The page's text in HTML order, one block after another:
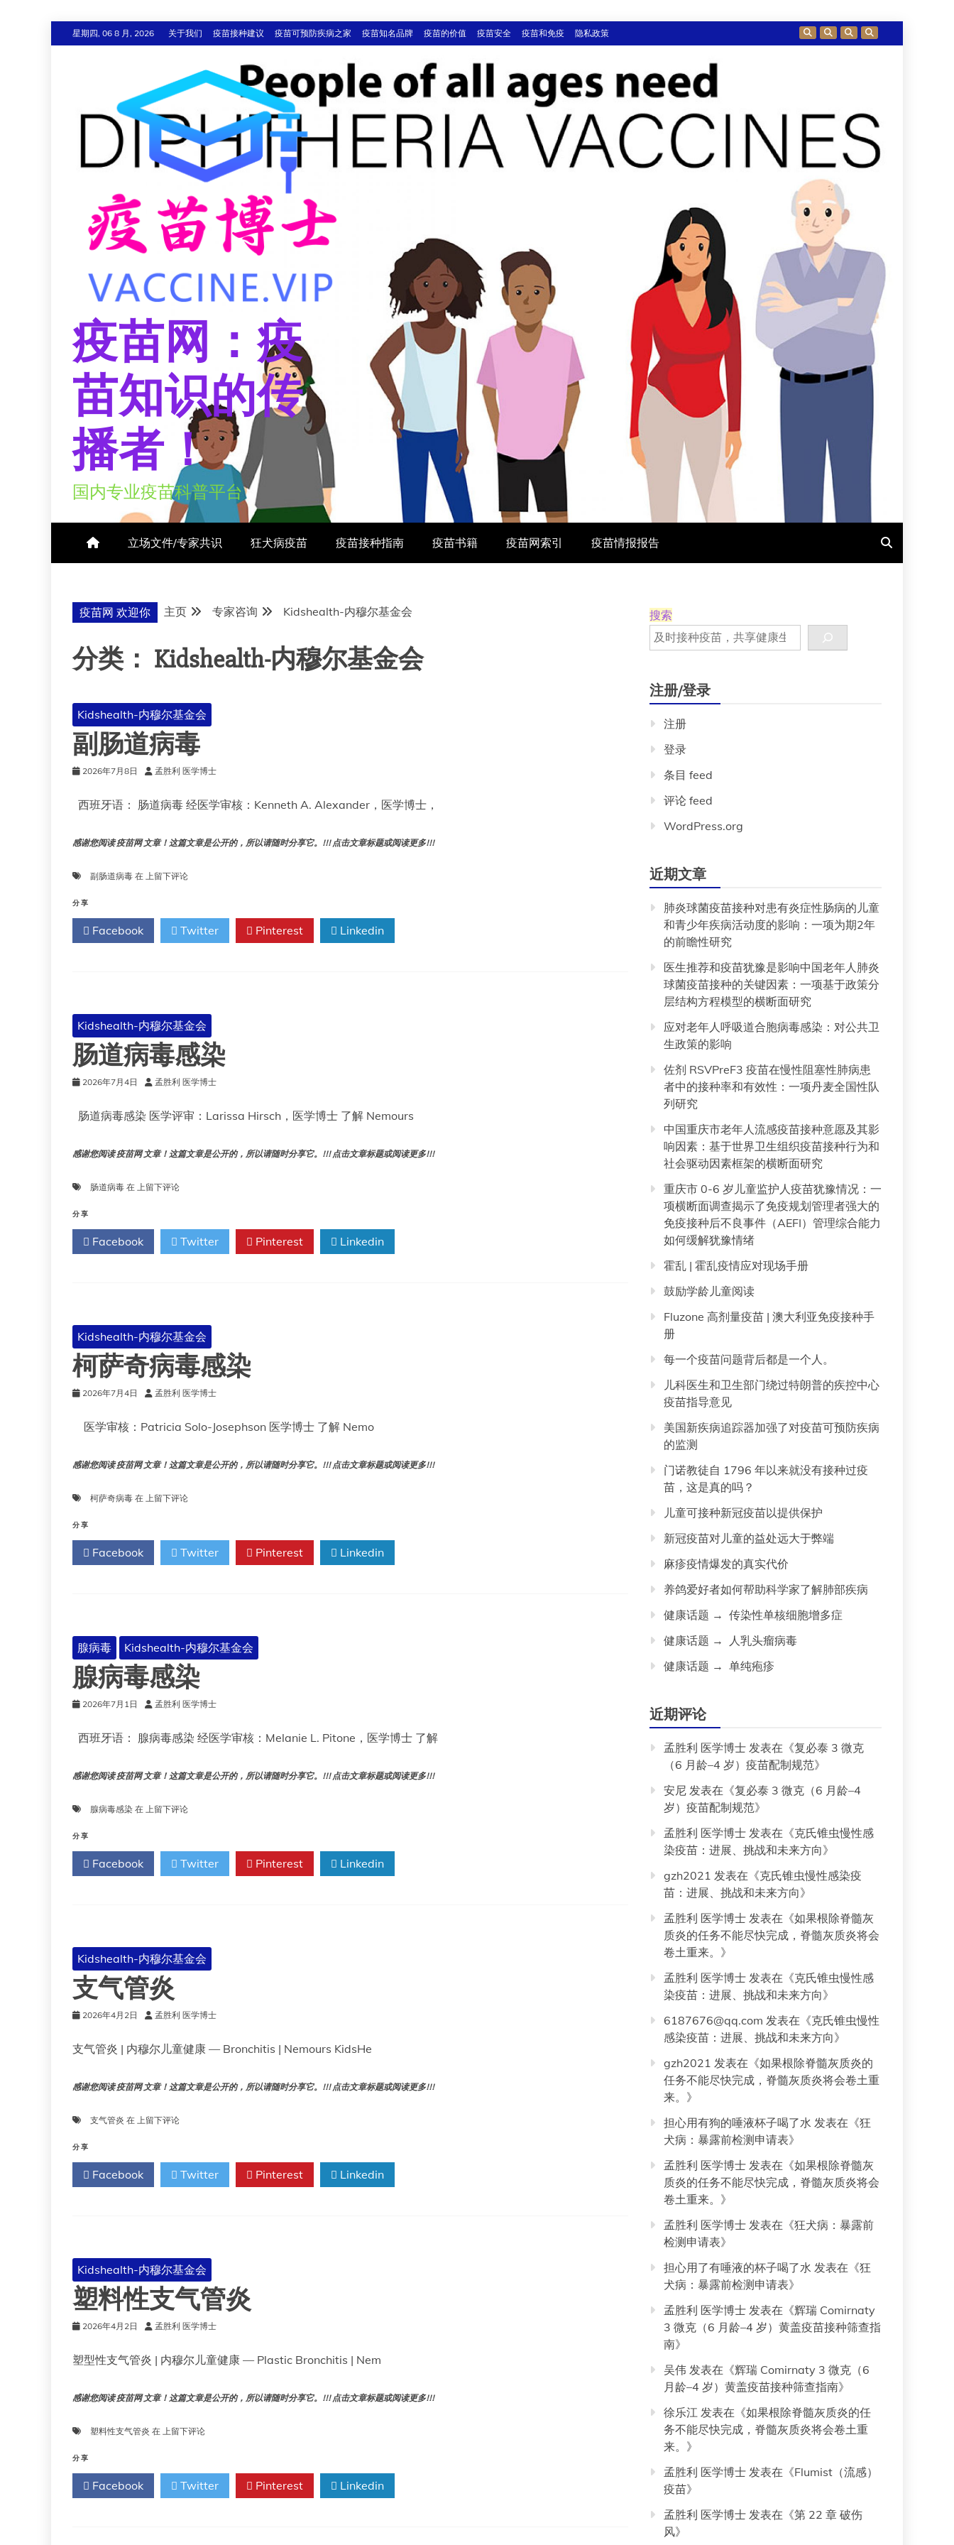
至
星期四, 06 8 月, 2026 关于我们 疫苗接种建议 疫苗可预防疾病之家 疫苗知名品牌 疫苗的价值 疫苗安全 疫苗和免疫 隐私政策
疫苗网：疫
苗知识的传
播者！
国内专业疫苗科普平台
立场文件/专家共识 狂犬病疫苗 疫苗接种指南 疫苗书籍 疫苗网索引 疫苗情报报告
疫苗网 欢迎你 主页 专家咨询 Kidshealth-内穆尔基金会
分类： Kidshealth-内穆尔基金会
Kidshealth-内穆尔基金会
副肠道病毒
2026年7月8日 孟胜利 医学博士
西班牙语： 肠道病毒 经医学审核：Kenneth A. Alexander，医学博士，
感谢您阅读 疫苗网 文章！这篇文章是公开的，所以请随时分享它。!!! 点击文章标题或阅读更多!!!
副肠道病毒 在 副
病
上留下评论
分享
Facebook Twitter Pinterest Linkedin
Kidshealth-内穆尔基金会
肠道病毒感染
2026年7月4日 孟胜利 医学博士
肠道病毒感染 医学评审：Larissa Hirsch，医学博士 了解 Nemours
感谢您阅读 疫苗网 文章！这篇文章是公开的，所以请随时分享它。!!! 点击文章标题或阅读更多!!!
肠道病毒 在 肠
毒
感
染
上留下评论
分享
Facebook Twitter Pinterest Linkedin
Kidshealth-内穆尔基金会
柯萨奇病毒感染
2026年7月4日 孟胜利 医学博士
医学审核：Patricia Solo-Josephson 医学博士 了解 Nemo
感谢您阅读 疫苗网 文章！这篇文章是公开的，所以请随时分享它。!!! 点击文章标题或阅读更多!!!
柯萨奇病毒 在 柯
病
感
上留下评论
分享
Facebook Twitter Pinterest Linkedin
腺病毒 Kidshealth-内穆尔基金会
腺病毒感染
2026年7月1日 孟胜利 医学博士
西班牙语： 腺病毒感染 经医学审核：Melanie L. Pitone，医学博士 了解
感谢您阅读 疫苗网 文章！这篇文章是公开的，所以请随时分享它。!!! 点击文章标题或阅读更多!!!
腺病毒感染 在 腺
感
上留下评论
分享
Facebook Twitter Pinterest Linkedin
Kidshealth-内穆尔基金会
支气管炎
2026年4月2日 孟胜利 医学博士
支气管炎 | 内穆尔儿童健康 — Bronchitis | Nemours KidsHe
感谢您阅读 疫苗网 文章！这篇文章是公开的，所以请随时分享它。!!! 点击文章标题或阅读更多!!!
支气管炎 在 支
炎
上留下评论
分享
Facebook Twitter Pinterest Linkedin
Kidshealth-内穆尔基金会
塑料性支气管炎
2026年4月2日 孟胜利 医学博士
塑型性支气管炎 | 内穆尔儿童健康 — Plastic Bronchitis | Nem
感谢您阅读 疫苗网 文章！这篇文章是公开的，所以请随时分享它。!!! 点击文章标题或阅读更多!!!
塑料性支气管炎 在 塑
支
管
上留下评论
分享
Facebook Twitter Pinterest Linkedin
搜索
注册/登录
注册
登录
条目 feed
评论 feed
WordPress.org
近期文章
肺炎球菌疫苗接种对患有炎症性肠病的儿童
和青少年疾病活动度的影响：一项为期2年
的前瞻性研究
医生推荐和疫苗犹豫是影响中国老年人肺炎
球菌疫苗接种的关键因素：一项基于政策分
层结构方程模型的横断面研究
应对老年人呼吸道合胞病毒感染：对公共卫
生政策的影响
佐剂 RSVPreF3 疫苗在慢性阻塞性肺病患
者中的接种率和有效性：一项丹麦全国性队
列研究
中国重庆市老年人流感疫苗接种意愿及其影
响因素：基于世界卫生组织疫苗接种行为和
社会驱动因素框架的横断面研究
重庆市 0-6 岁儿童监护人疫苗犹豫情况：一
项横断面调查揭示了免疫规划管理者强大的
免疫接种后不良事件（AEFI）管理综合能力
如何缓解犹豫情绪
霍乱 | 霍乱疫情应对现场手册
鼓励学龄儿童阅读
Fluzone 高剂量疫苗 | 澳大利亚免疫接种手
册
每一个疫苗问题背后都是一个人。
儿科医生和卫生部门绕过特朗普的疾控中心
疫苗指导意见
美国新疾病追踪器加强了对疫苗可预防疾病
的监测
门诺教徒自 1796 年以来就没有接种过疫
苗，这是真的吗？
儿童可接种新冠疫苗以提供保护
新冠疫苗对儿童的益处远大于弊端
麻疹疫情爆发的真实代价
养鸽爱好者如何帮助科学家了解肺部疾病
健康话题 → 传染性单核细胞增多症
健康话题 → 人乳头瘤病毒
健康话题 → 单纯疱疹
近期评论
孟胜利 医学博士 发表在《复必泰 3 微克
（6 月龄–4 岁）疫苗配制规范》
安尼 发表在《复必泰 3 微克（6 月龄–4
岁）疫苗配制规范》
孟胜利 医学博士 发表在《克氏锥虫慢性感
染疫苗：进展、挑战和未来方向》
gzh2021 发表在《克氏锥虫慢性感染疫
苗：进展、挑战和未来方向》
孟胜利 医学博士 发表在《如果根除脊髓灰
质炎的任务不能尽快完成，脊髓灰质炎将会
卷土重来。 》
孟胜利 医学博士 发表在《克氏锥虫慢性感
染疫苗：进展、挑战和未来方向》
6187676@qq.com 发表在《克氏锥虫慢性
感染疫苗：进展、挑战和未来方向》
gzh2021 发表在《如果根除脊髓灰质炎的
任务不能尽快完成，脊髓灰质炎将会卷土重
来。 》
担心用有狗的唾液杯子喝了水 发表在《狂
犬病：暴露前检测申请表》
孟胜利 医学博士 发表在《如果根除脊髓灰
质炎的任务不能尽快完成，脊髓灰质炎将会
卷土重来。 》
孟胜利 医学博士 发表在《狂犬病：暴露前
检测申请表》
担心用了有唾液的杯子喝了水 发表在《狂
犬病：暴露前检测申请表》
孟胜利 医学博士 发表在《辉瑞 Comirnaty
3 微克（6 月龄–4 岁）黄盖疫苗接种筛查指
南》
吴伟 发表在《辉瑞 Comirnaty 3 微克（6
月龄–4 岁）黄盖疫苗接种筛查指南》
徐乐江 发表在《如果根除脊髓灰质炎的任
务不能尽快完成，脊髓灰质炎将会卷土重
来。 》
孟胜利 医学博士 发表在《Flumist（流感）
疫苗》
孟胜利 医学博士 发表在《第 22 章 破伤
风》